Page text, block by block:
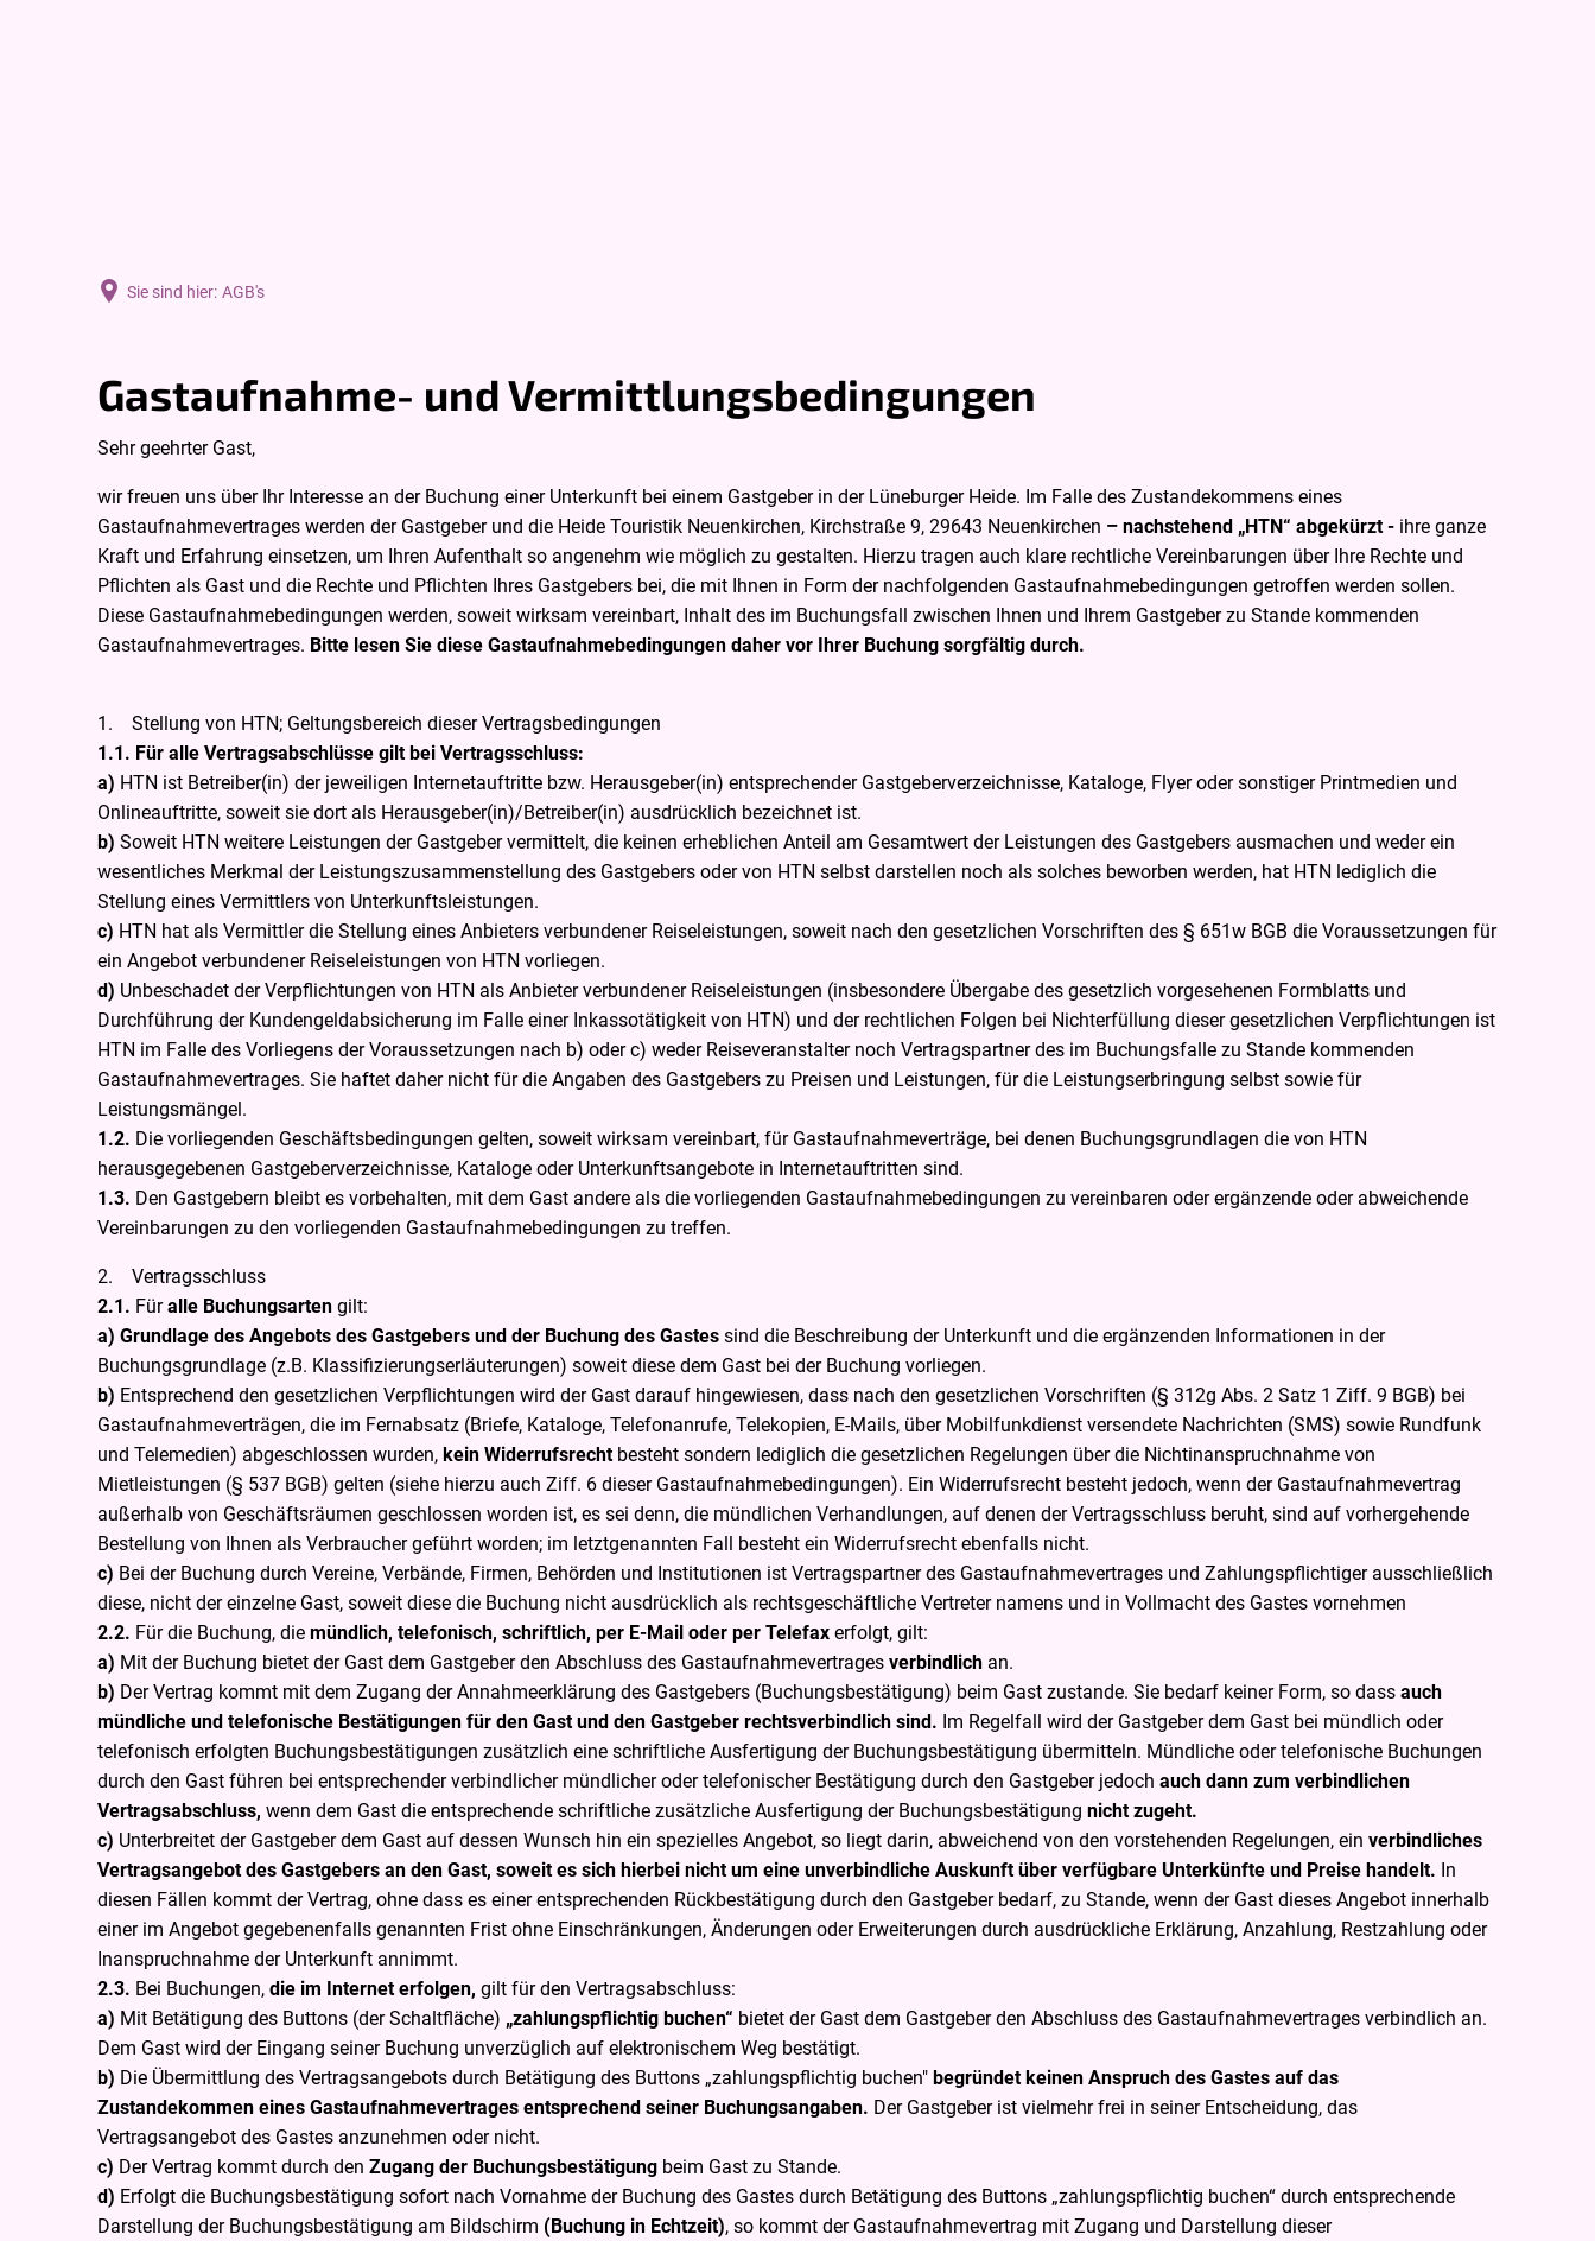
Sie sind hier: AGB's
AGB'sGastaufnahme- und Vermittlungsbedingungen
Sehr geehrter Gast,
wir freuen uns über Ihr Interesse an der Buchung einer Unterkunft bei einem Gastgeber in der Lüneburger Heide. Im Falle des Zustandekommens eines
Gastaufnahmevertrages werden der Gastgeber und die Heide Touristik Neuenkirchen, Kirchstraße 9, 29643 Neuenkirchen – nachstehend „HTN“ abgekürzt - ihre ganze
Kraft und Erfahrung einsetzen, um Ihren Aufenthalt so angenehm wie möglich zu gestalten. Hierzu tragen auch klare rechtliche Vereinbarungen über Ihre Rechte und
Pflichten als Gast und die Rechte und Pflichten Ihres Gastgebers bei, die mit Ihnen in Form der nachfolgenden Gastaufnahmebedingungen getroffen werden sollen.
Diese Gastaufnahmebedingungen werden, soweit wirksam vereinbart, Inhalt des im Buchungsfall zwischen Ihnen und Ihrem Gastgeber zu Stande kommenden
Gastaufnahmevertrages. Bitte lesen Sie diese Gastaufnahmebedingungen daher vor Ihrer Buchung sorgfältig durch.
1. Stellung von HTN; Geltungsbereich dieser Vertragsbedingungen
1.1. Für alle Vertragsabschlüsse gilt bei Vertragsschluss:
a) HTN ist Betreiber(in) der jeweiligen Internetauftritte bzw. Herausgeber(in) entsprechender Gastgeberverzeichnisse, Kataloge, Flyer oder sonstiger Printmedien und
Onlineauftritte, soweit sie dort als Herausgeber(in)/Betreiber(in) ausdrücklich bezeichnet ist.
b) Soweit HTN weitere Leistungen der Gastgeber vermittelt, die keinen erheblichen Anteil am Gesamtwert der Leistungen des Gastgebers ausmachen und weder ein
wesentliches Merkmal der Leistungszusammenstellung des Gastgebers oder von HTN selbst darstellen noch als solches beworben werden, hat HTN lediglich die
Stellung eines Vermittlers von Unterkunftsleistungen.
c) HTN hat als Vermittler die Stellung eines Anbieters verbundener Reiseleistungen, soweit nach den gesetzlichen Vorschriften des § 651w BGB die Voraussetzungen für
ein Angebot verbundener Reiseleistungen von HTN vorliegen.
d) Unbeschadet der Verpflichtungen von HTN als Anbieter verbundener Reiseleistungen (insbesondere Übergabe des gesetzlich vorgesehenen Formblatts und
Durchführung der Kundengeldabsicherung im Falle einer Inkassotätigkeit von HTN) und der rechtlichen Folgen bei Nichterfüllung dieser gesetzlichen Verpflichtungen ist
HTN im Falle des Vorliegens der Voraussetzungen nach b) oder c) weder Reiseveranstalter noch Vertragspartner des im Buchungsfalle zu Stande kommenden
Gastaufnahmevertrages. Sie haftet daher nicht für die Angaben des Gastgebers zu Preisen und Leistungen, für die Leistungserbringung selbst sowie für
Leistungsmängel.
1.2. Die vorliegenden Geschäftsbedingungen gelten, soweit wirksam vereinbart, für Gastaufnahmeverträge, bei denen Buchungsgrundlagen die von HTN
herausgegebenen Gastgeberverzeichnisse, Kataloge oder Unterkunftsangebote in Internetauftritten sind.
1.3. Den Gastgebern bleibt es vorbehalten, mit dem Gast andere als die vorliegenden Gastaufnahmebedingungen zu vereinbaren oder ergänzende oder abweichende
Vereinbarungen zu den vorliegenden Gastaufnahmebedingungen zu treffen.
2. Vertragsschluss
2.1. Füralle Buchungsarten gilt:
a) Grundlage des Angebots des Gastgebers und der Buchung des Gastes sind die Beschreibung der Unterkunft und die ergänzenden Informationen in der
Buchungsgrundlage (z.B. Klassifizierungserläuterungen) soweit diese dem Gast bei der Buchung vorliegen.
b) Entsprechend den gesetzlichen Verpflichtungen wird der Gast darauf hingewiesen, dass nach den gesetzlichen Vorschriften (§ 312g Abs. 2 Satz 1 Ziff. 9 BGB) bei
Gastaufnahmeverträgen, die im Fernabsatz (Briefe, Kataloge, Telefonanrufe, Telekopien, E-Mails, über Mobilfunkdienst versendete Nachrichten (SMS) sowie Rundfunk
und Telemedien) abgeschlossen wurden, kein Widerrufsrechtbesteht sondern lediglich die gesetzlichen Regelungen über die Nichtinanspruchnahme von
Mietleistungen (§ 537 BGB) gelten (siehe hierzu auch Ziff. 6 dieser Gastaufnahmebedingungen). Ein Widerrufsrecht besteht jedoch, wenn der Gastaufnahmevertrag
außerhalb von Geschäftsräumen geschlossen worden ist, es sei denn, die mündlichen Verhandlungen, auf denen der Vertragsschluss beruht, sind auf vorhergehende
Bestellung von Ihnen als Verbraucher geführt worden; im letztgenannten Fall besteht ein Widerrufsrecht ebenfalls nicht.
c) Bei der Buchung durch Vereine, Verbände, Firmen, Behörden und Institutionen ist Vertragspartner des Gastaufnahmevertrages und Zahlungspflichtiger ausschließlich
diese, nicht der einzelne Gast, soweit diese die Buchung nicht ausdrücklich als rechtsgeschäftliche Vertreter namens und in Vollmacht des Gastes vornehmen
2.2. Für die Buchung, die mündlich, telefonisch, schriftlich, per E-Mail oder per Telefax erfolgt, gilt:
a) Mit der Buchung bietet der Gast dem Gastgeber den Abschluss des Gastaufnahmevertrages verbindlich an.
b) Der Vertrag kommt mit dem Zugang der Annahmeerklärung des Gastgebers (Buchungsbestätigung) beim Gast zustande. Sie bedarf keiner Form, so dass auch
mündliche und telefonische Bestätigungen für den Gast und den Gastgeber rechtsverbindlich sind. Im Regelfall wird der Gastgeber dem Gast bei mündlich oder
telefonisch erfolgten Buchungsbestätigungen zusätzlich eine schriftliche Ausfertigung der Buchungsbestätigung übermitteln. Mündliche oder telefonische Buchungen
durch den Gast führen bei entsprechender verbindlicher mündlicher oder telefonischer Bestätigung durch den Gastgeber jedoch auch dann zum verbindlichen
Vertragsabschluss, wenn dem Gast die entsprechende schriftliche zusätzliche Ausfertigung der Buchungsbestätigung nicht zugeht.
c) Unterbreitet der Gastgeber dem Gast auf dessen Wunsch hin ein spezielles Angebot, so liegt darin, abweichend von den vorstehenden Regelungen, ein verbindliches
Vertragsangebot des Gastgebers an den Gast, soweit es sich hierbei nicht um eine unverbindliche Auskunft über verfügbare Unterkünfte und Preise handelt. In
diesen Fällen kommt der Vertrag, ohne dass es einer entsprechenden Rückbestätigung durch den Gastgeber bedarf, zu Stande, wenn der Gast dieses Angebot innerhalb
einer im Angebot gegebenenfalls genannten Frist ohne Einschränkungen, Änderungen oder Erweiterungen durch ausdrückliche Erklärung, Anzahlung, Restzahlung oder
Inanspruchnahme der Unterkunft annimmt.
2.3. Bei Buchungen, die im Internet erfolgen, gilt für den Vertragsabschluss:
a) Mit Betätigung des Buttons (der Schaltfläche) „zahlungspflichtig buchen“ bietet der Gast dem Gastgeber den Abschluss des Gastaufnahmevertrages verbindlich an.
Dem Gast wird der Eingang seiner Buchung unverzüglich auf elektronischem Weg bestätigt.
b) Die Übermittlung des Vertragsangebots durch Betätigung des Buttons „zahlungspflichtig buchen" begründet keinen Anspruch des Gastes auf das
Zustandekommen eines Gastaufnahmevertrages entsprechend seiner Buchungsangaben. Der Gastgeber ist vielmehr frei in seiner Entscheidung, das
Vertragsangebot des Gastes anzunehmen oder nicht.
c) Der Vertrag kommt durch den Zugang der Buchungsbestätigung beim Gast zu Stande.
d) Erfolgt die Buchungsbestätigung sofort nach Vornahme der Buchung des Gastes durch Betätigung des Buttons „zahlungspflichtig buchen“ durch entsprechende
Darstellung der Buchungsbestätigung am Bildschirm (Buchung in Echtzeit), so kommt der Gastaufnahmevertrag mit Zugang und Darstellung dieser